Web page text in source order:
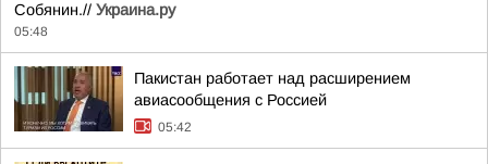
Собянин.// Украина.ру
05:48
Пакистан работает над расширением
авиасообщения с Россией
05:42